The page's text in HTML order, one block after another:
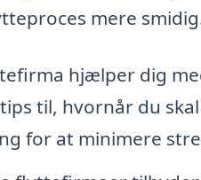
mere
hjælper dig
til, hvornår du
for at minimere